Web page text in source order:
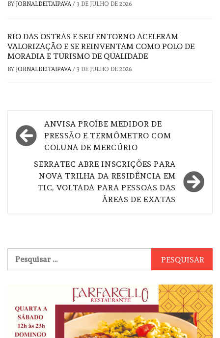
BY JORNALDEITAIPAVA / 3 DE JULHO DE 2026
RIO DAS OSTRAS E SEU ENTORNO ACELERAM
VALORIZAÇÃO E SE REINVENTAM COMO POLO DE
MORADIA E TURISMO DE QUALIDADE
BY JORNALDEITAIPAVA / 3 DE JULHO DE 2026
Navegação
de
ANVISA PROÍBE MEDIDOR DE
PRESSÃO E TERMÔMETRO COM
COLUNA DE MERCÚRIO
SERRATEC ABRE INSCRIÇÕES PARA
NOVA TRILHA DA RESIDÊNCIA EM
TIC, VOLTADA PARA PESSOAS DAS
ÁREAS DE EXATAS
por: